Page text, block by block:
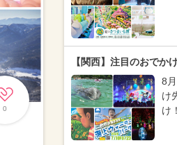
0
【関西】注目のおでか
8
け
け！